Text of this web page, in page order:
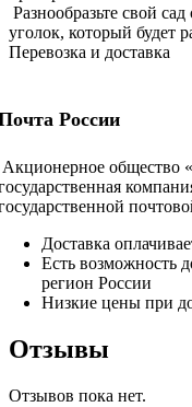
Разнообразьте свой
уголок, который будет
Перевозка и доставка
России
общество
Доставка
Есть возможность
регион России
Низкие цены при
Отзывы
Отзывов пока нет.